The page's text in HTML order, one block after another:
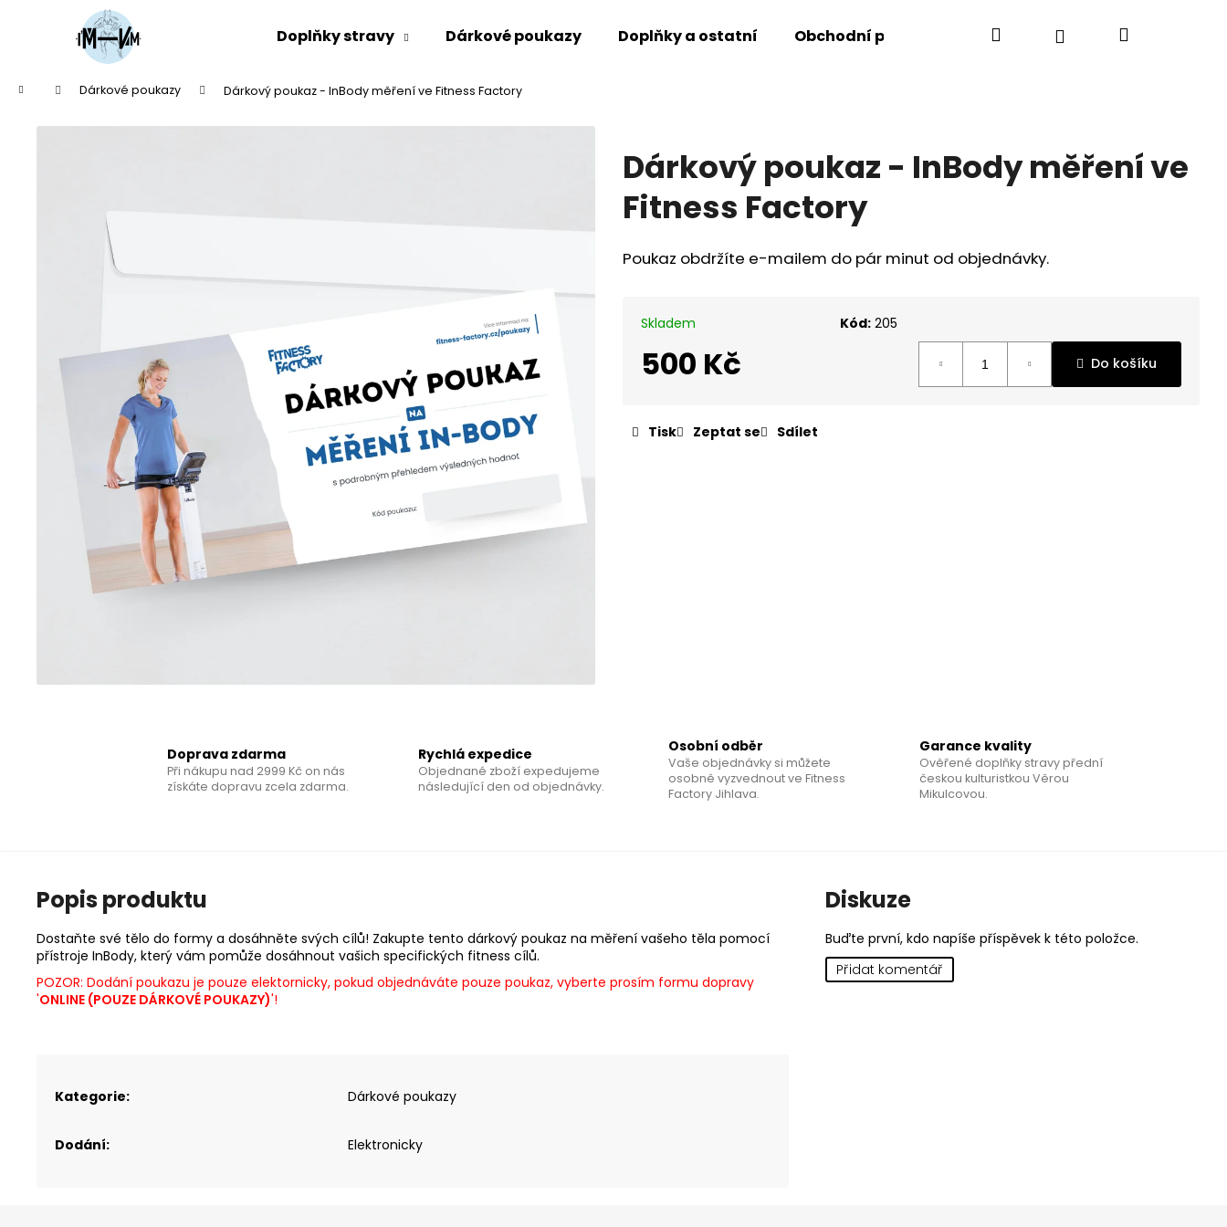
Doplňky stravy Dárkové poukazy Doplňky a ostatní Obchodní podmínky Kontakty
HledatPřihlášeníNákupní
Domů Dárkové poukazy Dárkový poukaz - InBody měření ve Fitness Factory
Dárkový poukaz - InBody měření ve
Fitness Factory
Poukaz obdržíte e-mailem do pár minut od objednávky.
Skladem Kód: 205
500 Kč Do košíku
Tisk Zeptat se Sdílet
Doprava zdarma
Při nákupu nad 2999 Kč on nás
získáte dopravu zcela zdarma.
Rychlá expedice
Objednané zboží expedujeme
následující den od objednávky.
Osobní odběr
Vaše objednávky si můžete
osobně vyzvednout ve Fitness
Factory Jihlava.
Garance kvality
Ověřené doplňky stravy přední
českou kulturistkou Věrou
Mikulcovou.
Popis produktu
Dostaňte své tělo do formy a dosáhněte svých cílů! Zakupte tento dárkový poukaz na měření vašeho těla pomocí
přístroje InBody, který vám pomůže dosáhnout vašich specifických fitness cílů.
POZOR: Dodání poukazu je pouze elektornicky, pokud objednáváte pouze poukaz, vyberte prosím formu dopravy
'ONLINE (POUZE DÁRKOVÉ POUKAZY)'!
Diskuze
Buďte první, kdo napíše příspěvek k této položce.
Přidat komentář
Kategorie: Dárkové poukazy
Dodání: Elektronicky
Zpět
obchodu
Zpět
obchodu
Co potřebujete najít?
Hledat
Následující
SLEEP COMPLEX
450 Kč
PROTEINOVÁ TYČINKA
85 Kč
KULTURISTKY